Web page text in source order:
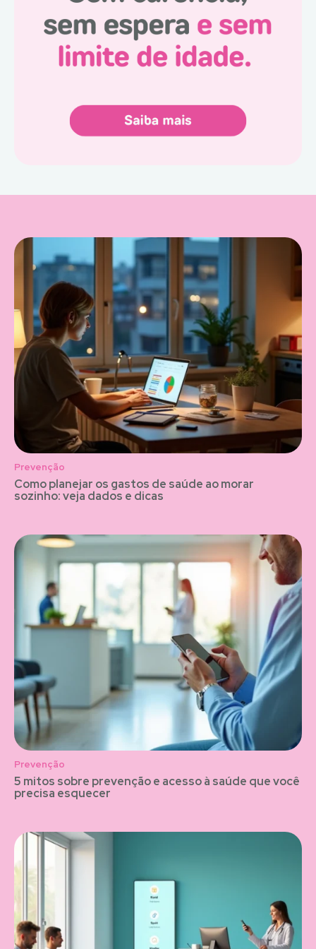
Prevenção
Como planejar os gastos de saúde ao morar
sozinho: veja dados e dicas
Prevenção
5 mitos sobre prevenção e acesso à saúde que você
precisa esquecer